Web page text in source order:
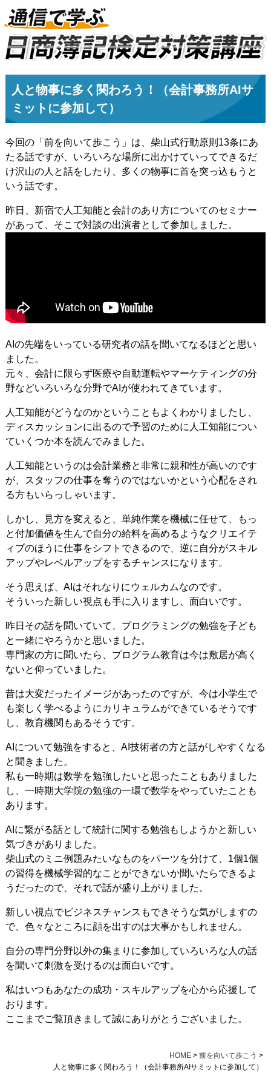
人と物事に多く関わろう！（会計事務所AIサ
ミットに参加して）
今回の「前を向いて歩こう」は、柴山式行動原則13条にあ
たる話ですが、いろいろな場所に出かけていってできるだ
け沢山の人と話をしたり、多くの物事に首を突っ込もうと
いう話です。
昨日、新宿で人工知能と会計のあり方についてのセミナー
があって、そこで対談の出演者として参加しました。
AIの先端をいっている研究者の話を聞いてなるほどと思い
ました。
元々、会計に限らず医療や自動運転やマーケティングの分
野などいろいろな分野でAIが使われてきています。
人工知能がどうなのかということもよくわかりましたし、
ディスカッションに出るので予習のために人工知能につい
ていくつか本を読んでみました。
人工知能というのは会計業務と非常に親和性が高いのです
が、スタッフの仕事を奪うのではないかという心配をされ
る方もいらっしゃいます。
しかし、見方を変えると、単純作業を機械に任せて、もっ
と付加価値を生んで自分の給料を高めるようなクリエイテ
ィブのほうに仕事をシフトできるので、逆に自分がスキル
アップやレベルアップをするチャンスになります。
そう思えば、AIはそれなりにウェルカムなのです。
そういった新しい視点も手に入りますし、面白いです。
昨日その話を聞いていて、プログラミングの勉強を子ども
と一緒にやろうかと思いました。
専門家の方に聞いたら、プログラム教育は今は敷居が高く
ないと仰っていました。
昔は大変だったイメージがあったのですが、今は小学生で
も楽しく学べるようにカリキュラムができているそうです
し、教育機関もあるそうです。
AIについて勉強をすると、AI技術者の方と話がしやすくなる
と聞きました。
私も一時期は数学を勉強したいと思ったこともありました
し、一時期大学院の勉強の一環で数学をやっていたことも
あります。
AIに繋がる話として統計に関する勉強もしようかと新しい
気づきがありました。
柴山式のミニ例題みたいなものをパーツを分けて、1個1個
の習得を機械学習的なことができないか聞いたらできるよ
うだったので、それで話が盛り上がりました。
新しい視点でビジネスチャンスもできそうな気がしますの
で、色々なところに顔を出すのは大事かもしれません。
自分の専門分野以外の集まりに参加していろいろな人の話
を聞いて刺激を受けるのは面白いです。
私はいつもあなたの成功・スキルアップを心から応援して
おります。
ここまでご覧頂きまして誠にありがとうございました。
HOME> 前を向いて歩こう >
人と物事に多く関わろう！（会計事務所AIサミットに参加して）